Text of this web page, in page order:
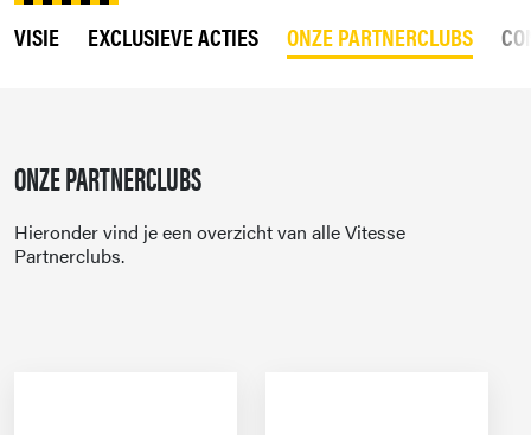
VISIE EXCLUSIEVE ACTIES ONZE PARTNERCLUBS
ONZE PARTNERCLUBS
Hieronder vind je een overzicht van alle Vitesse
Partnerclubs.